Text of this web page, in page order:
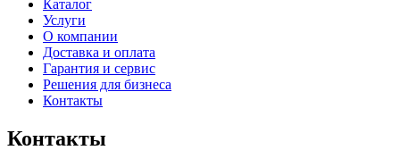
Каталог
Услуги
О компании
Доставка и оплата
Гарантия и сервис
Решения для бизнеса
Контакты
Контакты